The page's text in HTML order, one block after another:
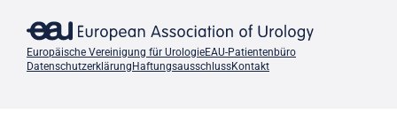
Europäische Vereinigung für UrologieEAU-Patientenbüro
Datenschutzerklärung HaftungsausschlussKontakt